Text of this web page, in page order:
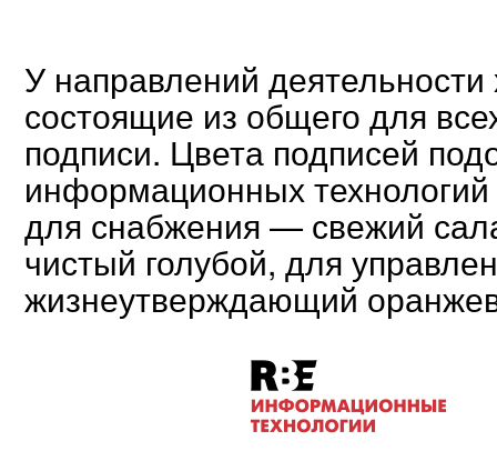
У направлений
состоящие из общего для
подписи. Цвета подписей
информационных
для снабжения — свежий
чистый голубой, для
жизнеутверждающий